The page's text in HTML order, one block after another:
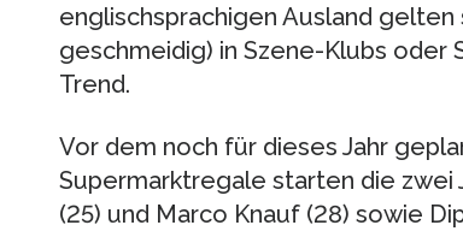
englischsprachigen Ausland
geschmeidig) in Szene-Klubs oder
Trend.
Vor dem noch für dieses Jahr
Supermarktregale starten die
(25) und Marco Knauf (28) sowie